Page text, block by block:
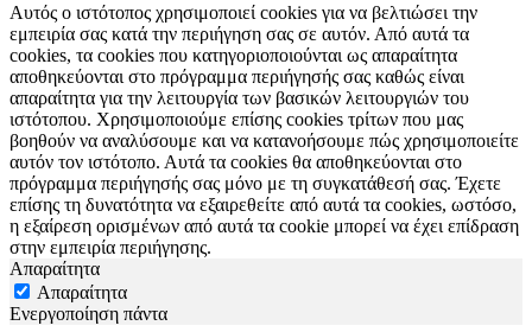
Αυτός ο ιστότοπος χρησιμοποιεί cookies για να βελτιώσει την
εμπειρία σας κατά την περιήγηση σας σε αυτόν. Από αυτά τα
cookies, τα cookies που κατηγοριοποιούνται ως απαραίτητα
αποθηκεύονται στο πρόγραμμα περιήγησής σας καθώς είναι
απαραίτητα για την λειτουργία των βασικών λειτουργιών του
ιστότοπου. Χρησιμοποιούμε επίσης cookies τρίτων που μας
βοηθούν να αναλύσουμε και να κατανοήσουμε πώς χρησιμοποιείτε
αυτόν τον ιστότοπο. Αυτά τα cookies θα αποθηκεύονται στο
πρόγραμμα περιήγησής σας μόνο με τη συγκατάθεσή σας. Έχετε
επίσης τη δυνατότητα να εξαιρεθείτε από αυτά τα cookies, ωστόσο,
η εξαίρεση ορισμένων από αυτά τα cookie μπορεί να έχει επίδραση
στην εμπειρία περιήγησης.
Απαραίτητα
Απαραίτητα
Ενεργοποίηση πάντα